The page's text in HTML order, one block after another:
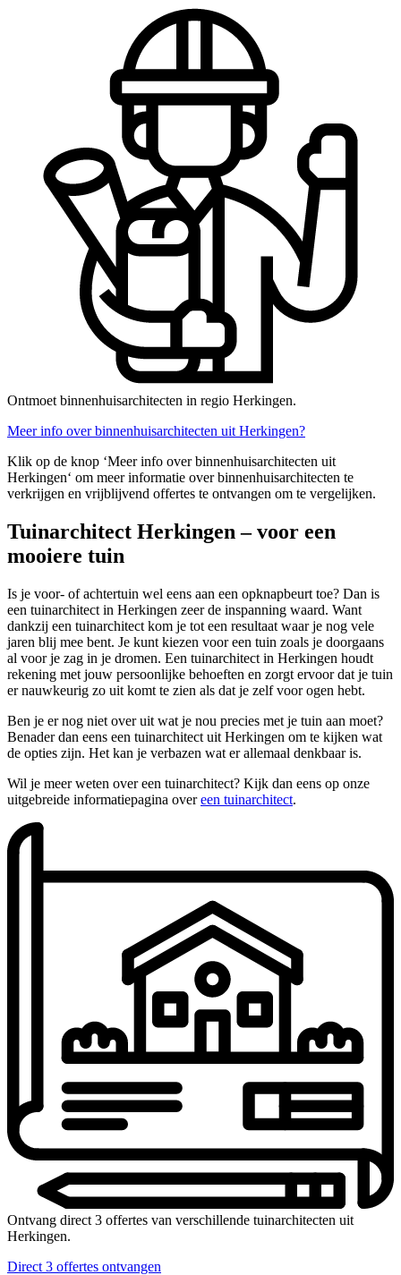
Ontmoet binnenhuisarchitecten in regio Herkingen.
Meer info over binnenhuisarchitecten uit Herkingen?
Klik op de knop ‘Meer info over binnenhuisarchitecten uit
Herkingen‘ om meer informatie over binnenhuisarchitecten te
verkrijgen en vrijblijvend offertes te ontvangen om te vergelijken.
Tuinarchitect Herkingen – voor een
mooiere tuin
Is je voor- of achtertuin wel eens aan een opknapbeurt toe? Dan is
een tuinarchitect in Herkingen zeer de inspanning waard. Want
dankzij een tuinarchitect kom je tot een resultaat waar je nog vele
jaren blij mee bent. Je kunt kiezen voor een tuin zoals je doorgaans
al voor je zag in je dromen. Een tuinarchitect in Herkingen houdt
rekening met jouw persoonlijke behoeften en zorgt ervoor dat je tuin
er nauwkeurig zo uit komt te zien als dat je zelf voor ogen hebt.
Ben je er nog niet over uit wat je nou precies met je tuin aan moet?
Benader dan eens een tuinarchitect uit Herkingen om te kijken wat
de opties zijn. Het kan je verbazen wat er allemaal denkbaar is.
Wil je meer weten over een tuinarchitect? Kijk dan eens op onze
uitgebreide informatiepagina overeen tuinarchitect.
Ontvang direct 3 offertes van verschillende tuinarchitecten uit
Herkingen.
Direct 3 offertes ontvangen